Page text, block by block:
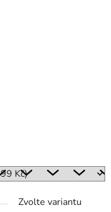
Zvolte variantu